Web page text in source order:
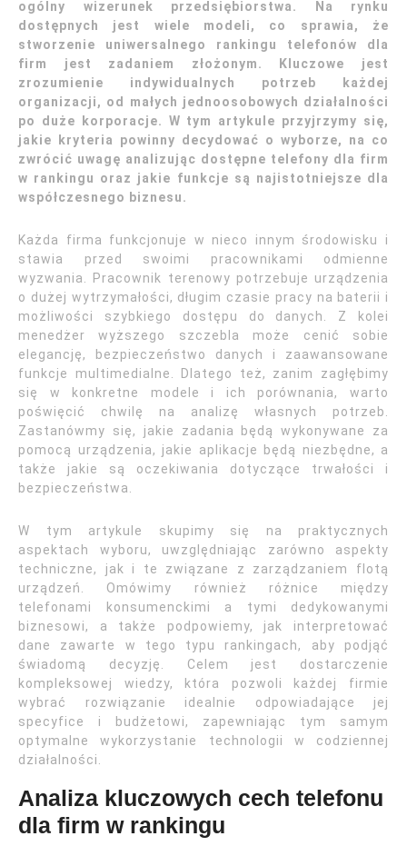
ogólny wizerunek przedsiębiorstwa. Na rynku
dostępnych jest wiele modeli, co sprawia, że
stworzenie uniwersalnego rankingu telefonów dla
firm jest zadaniem złożonym. Kluczowe jest
zrozumienie indywidualnych potrzeb każdej
organizacji, od małych jednoosobowych działalności
po duże korporacje. W tym artykule przyjrzymy się,
jakie kryteria powinny decydować o wyborze, na co
zwrócić uwagę analizując dostępne telefony dla firm
w rankingu oraz jakie funkcje są najistotniejsze dla
współczesnego biznesu.
Każda firma funkcjonuje w nieco innym środowisku i
stawia przed swoimi pracownikami odmienne
wyzwania. Pracownik terenowy potrzebuje urządzenia
o dużej wytrzymałości, długim czasie pracy na baterii i
możliwości szybkiego dostępu do danych. Z kolei
menedżer wyższego szczebla może cenić sobie
elegancję, bezpieczeństwo danych i zaawansowane
funkcje multimedialne. Dlatego też, zanim zagłębimy
się w konkretne modele i ich porównania, warto
poświęcić chwilę na analizę własnych potrzeb.
Zastanówmy się, jakie zadania będą wykonywane za
pomocą urządzenia, jakie aplikacje będą niezbędne, a
także jakie są oczekiwania dotyczące trwałości i
bezpieczeństwa.
W tym artykule skupimy się na praktycznych
aspektach wyboru, uwzględniając zarówno aspekty
techniczne, jak i te związane z zarządzaniem flotą
urządzeń. Omówimy również różnice między
telefonami konsumenckimi a tymi dedykowanymi
biznesowi, a także podpowiemy, jak interpretować
dane zawarte w tego typu rankingach, aby podjąć
świadomą decyzję. Celem jest dostarczenie
kompleksowej wiedzy, która pozwoli każdej firmie
wybrać rozwiązanie idealnie odpowiadające jej
specyfice i budżetowi, zapewniając tym samym
optymalne wykorzystanie technologii w codziennej
działalności.
Analiza kluczowych cech telefonu
dla firm w rankingu